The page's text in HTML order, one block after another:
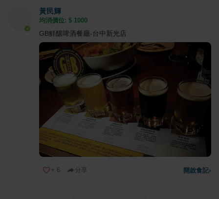
黃民輝
均消價位: $ 1000
GB鮮釀啤酒餐廳-台中新光店
+ 6 分享 開啟食記›